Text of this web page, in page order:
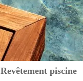
Revêtement piscine